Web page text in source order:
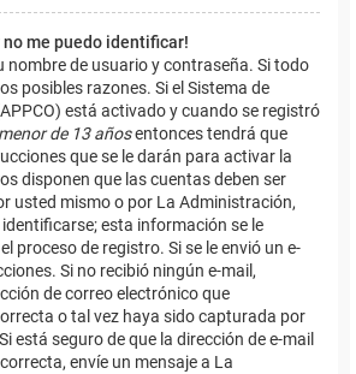
no me puedo identificar!
nombre de usuario y contraseña. Si todo
posibles razones. Si el Sistema de
está activado y cuando se registró
de 13 añosentonces tendrá que
que se le darán para activar la
disponen que las cuentas deben ser
usted mismo o por La Administración,
esta información se le
proceso de registro. Si se le envió un e-
Si no recibió ningún e-mail,
de correo electrónico que
o tal vez haya sido capturada por
está seguro de que la dirección de e-mail
envíe un mensaje a La